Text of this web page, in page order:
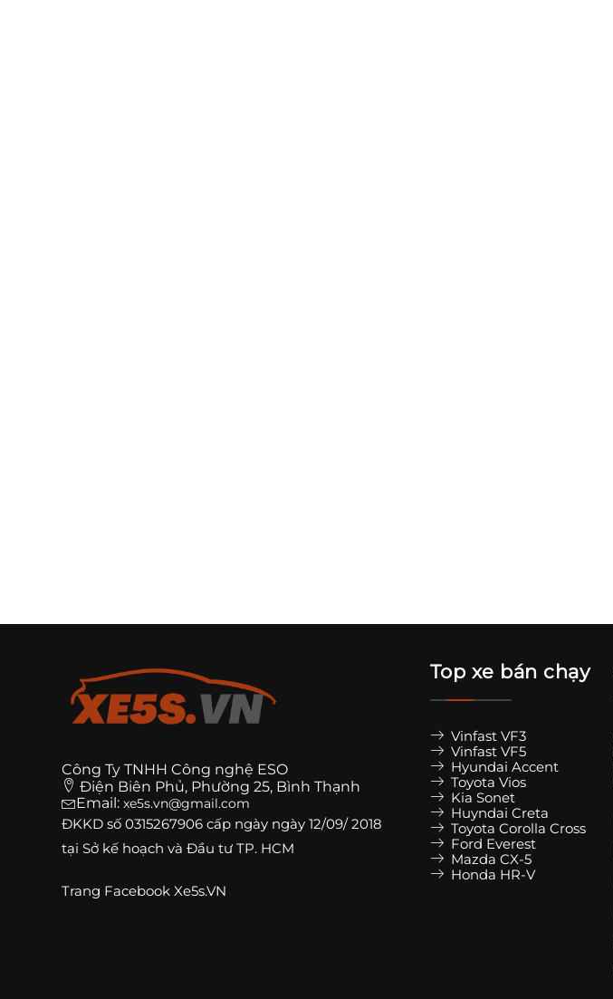
Công Ty TNHH Công nghệ ESO
Điện Biên Phủ, Phường 25, Bình Thạnh
Email: xe5s.vn@gmail.com
ĐKKD số 0315267906 cấp ngày ngày 12/09/ 2018
tại Sở kế hoạch và Đầu tư TP. HCM
Trang Facebook Xe5s.VN
Top xe bán chạy
Vinfast VF3
Vinfast VF5
Hyundai Accent
Toyota Vios
Kia Sonet
Huyndai Creta
Toyota Corolla Cross
Ford Everest
Mazda CX-5
Honda HR-V